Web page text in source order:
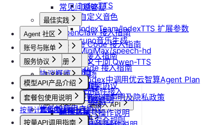
IndexTTS
自定义音色
IndexTeam/IndexTTS 扩展参数
suno音乐生成
MiniMax/speech-hd
通义千问 Qwen-TTS
常见问题答疑
最佳实践
OpenClaw 接入指南
Claude Code 接入指南
Codex 接入指南
OpenCode 接入指南
如何在codex中调用优云智算Agent Plan
ComfyUI插件接入
常见客户端接入 API
Dify
MCP 说明
Agent 社区
产品介绍
产品介绍
快速开始
控制台操作
Agent广场
操作指南
模型配置
计费说明
升配与续费
到期与数据说明
账号与账单
账号注册
注册流程
注销账号
实名认证
认证概览
个人认证
高校认证
企业认证
团队管理
团队功能概览
管理员账号操作说明
账单与发票
账号充值
服务协议
协议概览
优云智算服务框架协议
优云智算云服务法律声明及隐私政策
优云智算用户协议
优云智算云平台安全规则
模型API产品介绍
模型API服务
套餐包使用说明
套餐包快速上手
套餐计费逻辑
按量计费说明
按量API调用指南